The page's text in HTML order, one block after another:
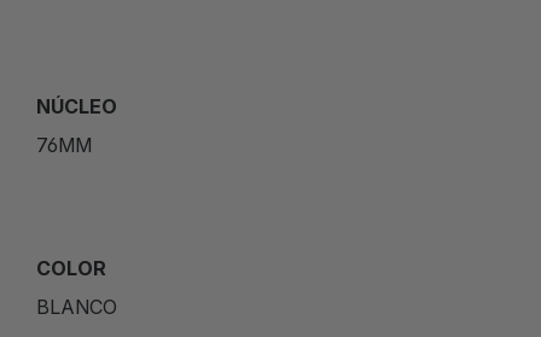
NÚCLEO
76MM
COLOR
BLANCO